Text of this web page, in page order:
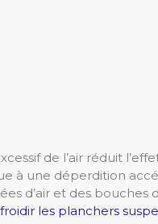
de l’air réduit
à une déperdition
d’air et des bouches
les planchers